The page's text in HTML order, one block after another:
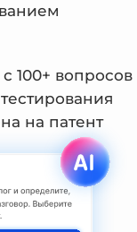
100+ вопросов
на патент